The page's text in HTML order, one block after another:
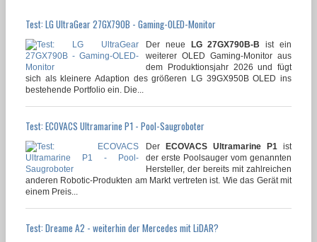
Test: LG UltraGear 27GX790B - Gaming-OLED-Monitor
Der neue LG 27GX790B-B
ist ein
weiterer OLED Gaming-Monitor aus
dem Produktionsjahr 2026 und fügt
sich als kleinere Adaption des größeren LG 39GX950B OLED ins
bestehende Portfolio ein. Die...
Test: ECOVACS Ultramarine P1 - Pool-Saugroboter
Der ECOVACS Ultramarine P1 ist
der erste Poolsauger vom genannten
Hersteller, der bereits mit zahlreichen
anderen Robotic-Produkten am Markt vertreten ist. Wie das Gerät mit
einem Preis...
Test: Dreame A2 - weiterhin der Mercedes mit LiDAR?